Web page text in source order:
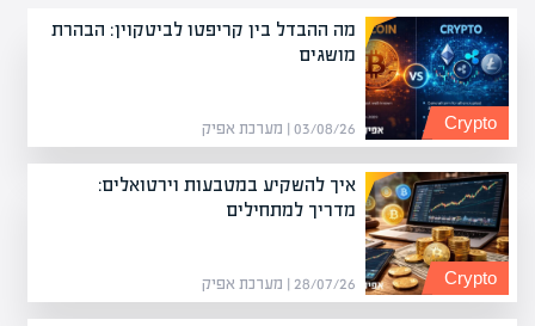
מה ההבדל בין קריפטו לביטקוין: הבהרת
מושגים
03/08/26 | מערכת אפיק Crypto
איך להשקיע במטבעות וירטואלים:
מדריך למתחילים
28/07/26 | מערכת אפיק Crypto